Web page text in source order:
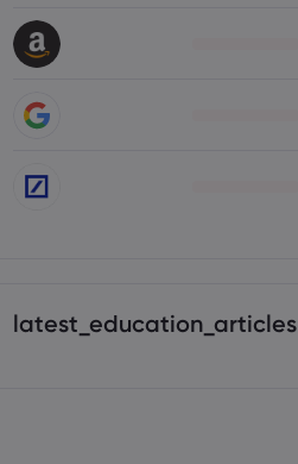
latest_education_articles